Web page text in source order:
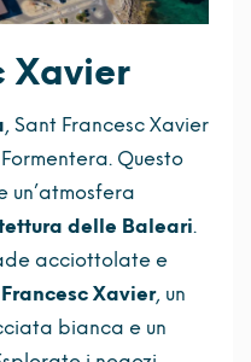
Xavier
, Sant Francesc Xavier
Questo
delle Baleari.
acciottolate e
Xavier, un
bianca e un